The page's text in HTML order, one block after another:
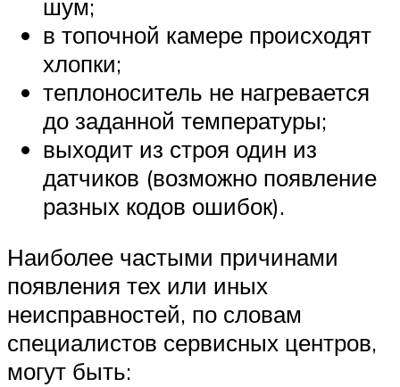
шум;
в топочной камере происходят
хлопки;
теплоноситель не нагревается
до заданной температуры;
выходит из строя один из
датчиков (возможно появление
разных кодов ошибок).
Наиболее частыми причинами
появления тех или иных
неисправностей, по словам
специалистов сервисных центров,
могут быть: